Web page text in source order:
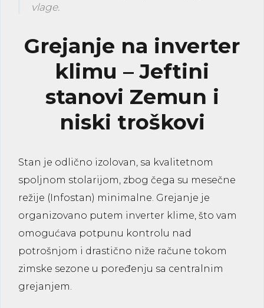
vlage.
Grejanje na inverter
klimu – Jeftini
stanovi Zemun i
niski troškovi
Stan je odlično izolovan, sa kvalitetnom
spoljnom stolarijom, zbog čega su mesečne
režije (Infostan) minimalne. Grejanje je
organizovano putem inverter klime, što vam
omogućava potpunu kontrolu nad
potrošnjom i drastično niže račune tokom
zimske sezone u poređenju sa centralnim
grejanjem.